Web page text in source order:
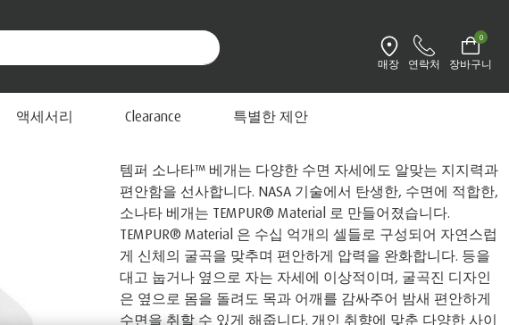
매장 연락처 장바구니
0
액세서리 Clearance 특별한 제안
환경설정 변경
템퍼 소나타™ 베개
템퍼 소나타™ 베개는 다양한 수면 자세에도 알맞는 지지력과
편안함을 선사합니다. NASA 기술에서 탄생한, 수면에 적합한,
소나타 베개는 TEMPUR® Material 로 만들어졌습니다.
TEMPUR® Material 은 수십 억개의 셀들로 구성되어 자연스럽
게 신체의 굴곡을 맞추며 편안하게 압력을 완화합니다. 등을
대고 눕거나 옆으로 자는 자세에 이상적이며, 굴곡진 디자인
은 옆으로 몸을 돌려도 목과 어깨를 감싸주어 밤새 편안하게
수면을 취할 수 있게 해줍니다. 개인 취향에 맞춘 다양한 사이